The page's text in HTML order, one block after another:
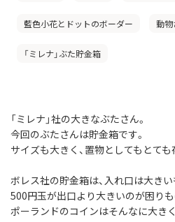
藍色小花とドットのボーダー 動物
「ミレナ」ぶた貯金箱
「ミレナ」社の大きなぶたさん。
今回のぶたさんは貯金箱です。
サイズも大きく、置物としてもとても
ボレス社の貯金箱は、入れ口は大き
500円玉が出口より大きいのが困りも
ポーランドのコインはそんなに大きく